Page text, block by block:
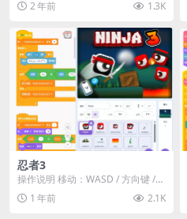
平台...2 年前 1.3K
忍者3
操作说明 移动：WASD / 方向键 /
手机点击屏幕 攻击：空格键 或 鼠
标点...1 年前 2.1K